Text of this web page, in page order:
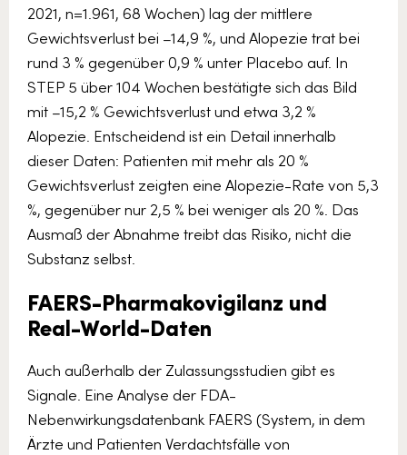
2021, n=1.961, 68 Wochen) lag der mittlere
Gewichtsverlust bei –14,9 %, und Alopezie trat bei
rund 3 % gegenüber 0,9 % unter Placebo auf. In
STEP 5 über 104 Wochen bestätigte sich das Bild
mit –15,2 % Gewichtsverlust und etwa 3,2 %
Alopezie. Entscheidend ist ein Detail innerhalb
dieser Daten: Patienten mit mehr als 20 %
Gewichtsverlust zeigten eine Alopezie-Rate von 5,3
%, gegenüber nur 2,5 % bei weniger als 20 %. Das
Ausmaß der Abnahme treibt das Risiko, nicht die
Substanz selbst.
FAERS-Pharmakovigilanz und
Real-World-Daten
Auch außerhalb der Zulassungsstudien gibt es
Signale. Eine Analyse der FDA-
Nebenwirkungsdatenbank FAERS (System, in dem
Ärzte und Patienten Verdachtsfälle von